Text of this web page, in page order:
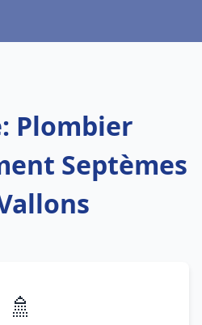
Plombier
Septèmes
🚿